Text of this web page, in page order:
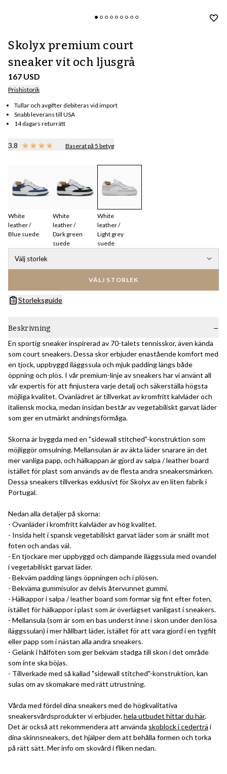
Skolyx premium court
sneaker vit och ljusgrå
167 USD
Prishistorik
Tullar och avgifter debiteras vid import
Snabb leverans till USA
14 dagars returrätt
3.8 Baserat på 5 betyg
White
leather /
Blue suede
White
leather /
Dark green
suede
White
leather /
Light grey
suede
Välj storlek
VÄLJ STORLEK
Storleksguide
Beskrivning
En sportig sneaker inspirerad av 70-talets tennisskor, även kända
som court sneakers. Dessa skor erbjuder enastående komfort med
en tjock, uppbyggd iläggssula och mjuk padding längs både
öppning och plös. I vår premium-linje av sneakers har vi använt all
vår expertis för att finjustera varje detalj och säkerställa högsta
möjliga kvalitet. Ovanlädret är tillverkat av kromfritt kalvläder och
italiensk mocka, medan insidan består av vegetabiliskt garvat läder
som ger en utmärkt andningsförmåga.
Skorna är byggda med en "sidewall stitched"-konstruktion som
möjliggör omsulning. Mellansulan är av äkta läder snarare än det
mer vanliga papp, och hälkappan är gjord av salpa / leather board
istället för plast som används av de flesta andra sneakersmärken.
Dessa sneakers tillverkas exklusivt för Skolyx av en liten fabrik i
Portugal.
Nedan alla detaljer på skorna:
- Ovanläder i kromfritt kalvläder av hög kvalitet.
- Insida helt i spansk vegetabiliskt garvat läder som är snällt mot
foten och andas väl.
- En tjockare mer uppbyggd och dämpande iläggssula med ovandel
i vegetabiliskt garvat läder.
- Bekväm padding längs öppningen och i plösen.
- Bekväma gummisulor av delvis återvunnet gummi.
- Hälkappor i salpa / leather board som formar sig fint efter foten,
istället för hälkappor i plast som är överlägset vanligast i sneakers.
- Mellansula (som är som en bas underst inne i skon under den lösa
iläggssulan) i mer hållbart läder, istället för att vara gjord i en tygfilt
eller papp som i nästan alla andra sneakers.
- Gelänk i hålfoten som ger bekväm stadga till skon i det område
som inte ska böjas.
- Tillverkade med så kallad "sidewall stitched"-konstruktion, kan
sulas om av skomakare med rätt utrustning.
Vårda med fördel dina sneakers med de högkvalitativa
sneakersvårdsprodukter vi erbjuder, hela utbudet hittar du här.
Det är också att rekommendera att använda skoblock i cederträ i
dina skinnsneakers, det hjälper dem att behålla formen och torka
på rätt sätt. Mer info om skovård i fliken nedan.